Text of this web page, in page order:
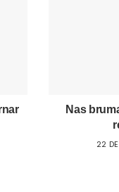
Nas
22